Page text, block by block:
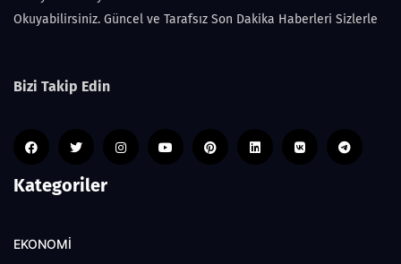
Okuyabilirsiniz. Güncel ve Tarafsız Son Dakika Haberleri Sizlerle
Bizi Takip Edin
Kategoriler
EKONOMİ